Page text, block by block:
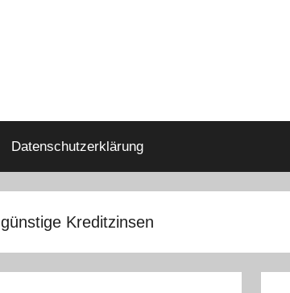
Datenschutzerklärung
günstige Kreditzinsen